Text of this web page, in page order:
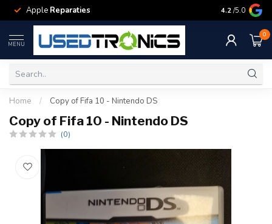
Apple Reparaties Samsung
4.2 /5.0
MENU
0
Home / Copy of Fifa 10 - Nintendo DS
Copy of Fifa 10 - Nintendo DS
(0)